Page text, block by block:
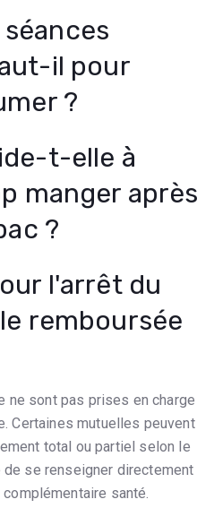
il pour
?
t-elle à
manger après
?
l'arrêt du
remboursée
ne sont pas prises en charge
Certaines mutuelles peuvent
total ou partiel selon le
se renseigner directement
santé.